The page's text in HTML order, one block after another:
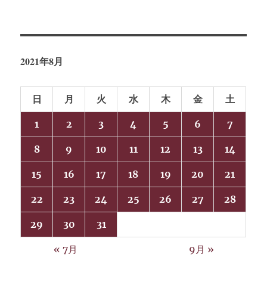
2021年8月
日 月 火 水 木 金 土
1 2 3 4 5 6 7
8 9 10 11 12 13 14
15 16 17 18 19 20 21
22 23 24 25 26 27 28
29 30 31
« 7月 9月 »